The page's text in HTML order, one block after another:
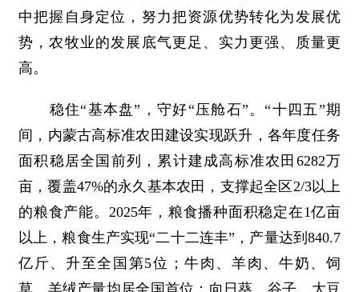
中把握自身定位，努力把资源优势转化为发展优
势，农牧业的发展底气更足、实力更强、质量更
高。
稳住“基本盘”，守好“压舱石”。“十四五”期
间，内蒙古高标准农田建设实现跃升，各年度任务
面积稳居全国前列，累计建成高标准农田6282万
亩，覆盖47%的永久基本农田，支撑起全区2/3以上
的粮食产能。2025年，粮食播种面积稳定在1亿亩
以上，粮食生产实现“二十二连丰”，产量达到840.7
亿斤、升至全国第5位；牛肉、羊肉、牛奶、饲
草、羊绒产量均居全国首位；向日葵、谷子、大豆